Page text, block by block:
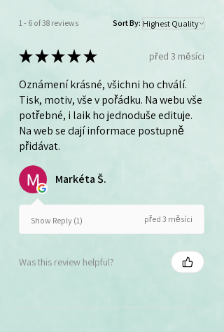
1 - 6 of 38 reviews Sort By:
★★★★★ před 3 měsíci
Oznámení krásné, všichni ho chválí.
Tisk, motiv, vše v pořádku. Na webu vše
potřebné, i laik ho jednoduše edituje.
Na web se dají informace postupně
přidávat.
Markéta Š.
Show Reply (1) před 3 měsíci
Was this review helpful?